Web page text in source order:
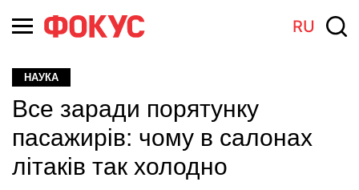
RU
НАУКА
Все заради порятунку
пасажирів: чому в салонах
літаків так холодно